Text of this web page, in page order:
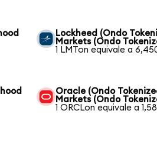
Lockheed (Ondo
Markets (Ondo
1 LMTon equivale a
Oracle (Ondo
Markets (Ondo
1 ORCLon equivale a